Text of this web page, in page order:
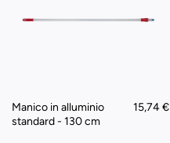
Manico in alluminio
standard - 130 cm
15,74 €